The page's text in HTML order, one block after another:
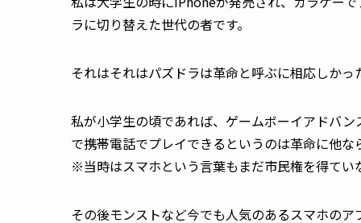
ラに切り替えた世代の者です。
それはそれはパズドラは革命と呼ぶに相応しかっ
私が小学生の頃であれば、ゲームボーイアドバ
で携帯電話でプレイできるというのは革命に他な
※当時はスマホという言葉もまだ市民権を得てい
その後モンストなど今でも人気のあるスマホの